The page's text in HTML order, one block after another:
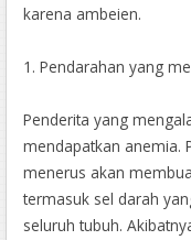
karena ambeien.
1. Pendarahan yang
Penderita yang
mendapatkan anemia.
menerus akan
termasuk sel darah
seluruh tubuh.